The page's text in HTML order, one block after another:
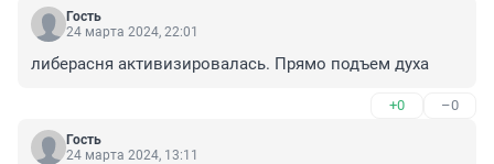
Гость
24 марта 2024, 22:01
либерасня активизировалась. Прямо подъем духа
+0 –0
Гость
24 марта 2024, 13:11